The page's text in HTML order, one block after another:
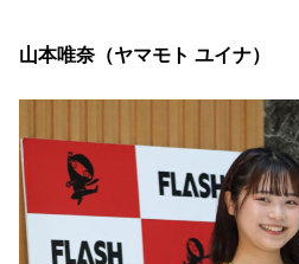
山本唯奈（ヤマモト ユイナ）